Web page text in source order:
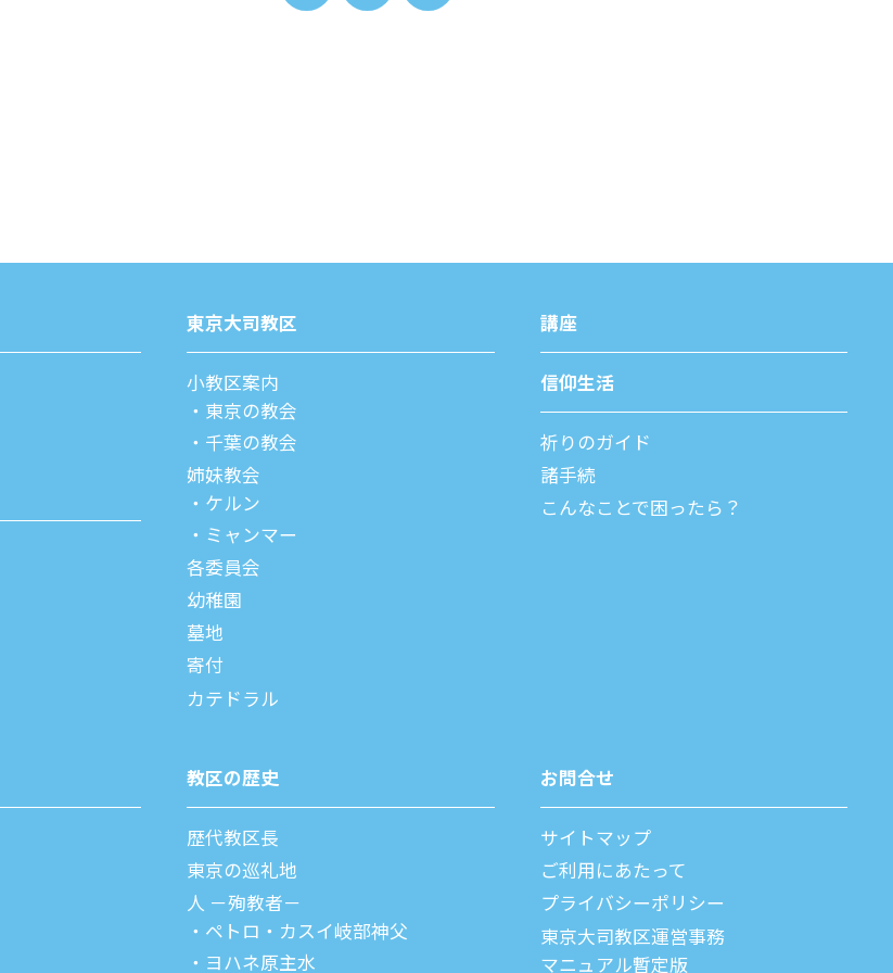
東京⼤司教区
⼩教区案内
東京の教会
千葉の教会
姉妹教会
ケルン
ミャンマー
各委員会
幼稚園
墓地
寄付
カテドラル
講座
信仰⽣活
祈りのガイド
諸⼿続
こんなことで困ったら？
教区の歴史
歴代教区⻑
東京の巡礼地
⼈ －殉教者－
ペトロ・カスイ岐部神父
ヨハネ原主水
お問合せ
サイトマップ
ご利⽤にあたって
プライバシーポリシー
東京大司教区運営事務
マニュアル暫定版